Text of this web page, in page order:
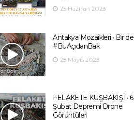
25 Haziran 2023
Antakya Mozaikleri · Bir de
#BuAçıdanBak
25 Mayıs 2023
FELAKETE KUŞBAKIŞI · 6
Şubat Depremi Drone
Görüntüleri